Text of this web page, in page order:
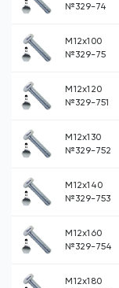
№329-74
М12х100
№329-75
М12х120
№329-751
М12х130
№329-752
М12х140
№329-753
М12х160
№329-754
М12х180